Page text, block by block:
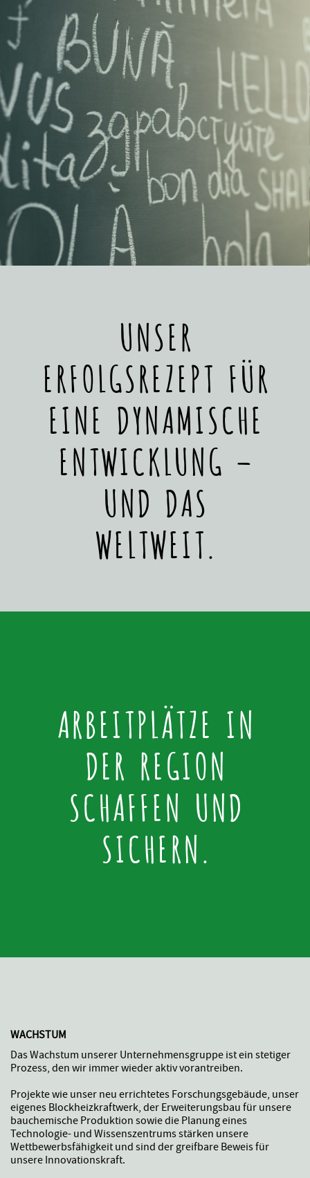
UNSER
ERFOLGSREZEPT FÜR
EINE DYNAMISCHE
ENTWICKLUNG –
UND DAS
WELTWEIT.
ARBEITPLÄTZE IN
DER REGION
SCHAFFEN UND
SICHERN.
WACHSTUM
Das Wachstum unserer Unternehmensgruppe ist ein stetiger
Prozess, den wir immer wieder aktiv vorantreiben.
Projekte wie unser neu errichtetes Forschungsgebäude, unser
eigenes Blockheizkraftwerk, der Erweiterungsbau für unsere
bauchemische Produktion sowie die Planung eines
Technologie- und Wissenszentrums stärken unsere
Wettbewerbsfähigkeit und sind der greifbare Beweis für
unsere Innovationskraft.